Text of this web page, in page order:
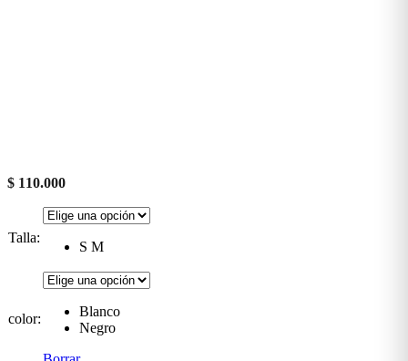
$ 110.000
Talla:
S M
color:
Blanco
Negro